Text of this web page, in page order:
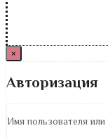
×
Авторизация
Имя пользователя или